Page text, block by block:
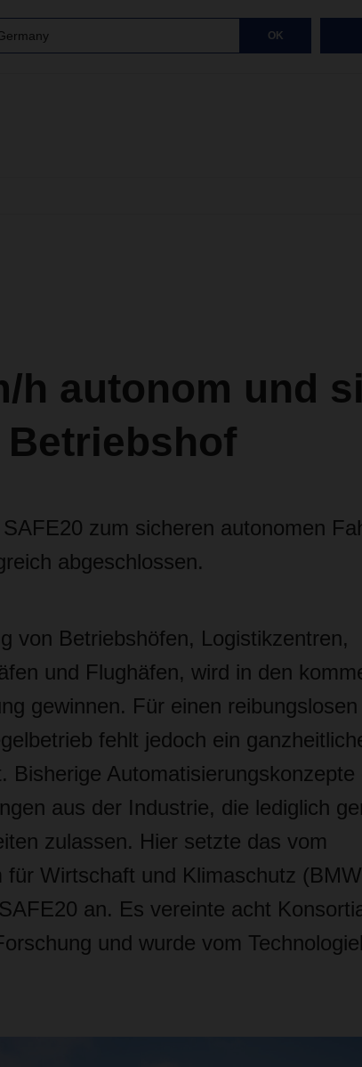
OK
h autonom und
zum sicheren autonomen
abgeschlossen.
von Betriebshöfen, Logistikzentren,
und Flughäfen, wird in den
gewinnen. Für einen reibungslosen
fehlt jedoch ein
Bisherige Automatisierungskonzepte
aus der Industrie, die lediglich
zulassen. Hier setzte das vom
für Wirtschaft und Klimaschutz
an. Es vereinte acht
und wurde vom